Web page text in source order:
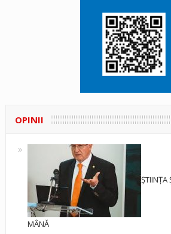
OPINII
ȘTIINȚA
MÂNĂ